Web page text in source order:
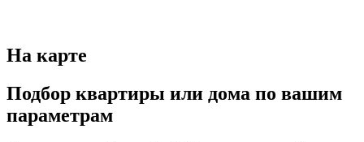
На карте
Подбор квартиры или дома по вашим
параметрам